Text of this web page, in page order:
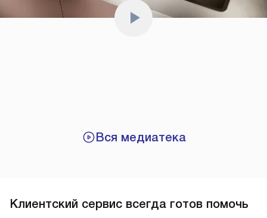
Вся медиатека
Клиентский сервис всегда готов помочь